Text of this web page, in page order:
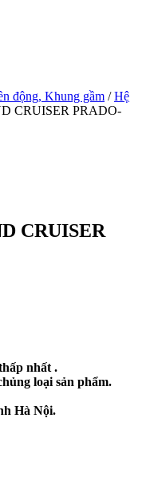
động, Khung gầm /Hệ
CRUISER PRADO-
CRUISER
nhất .
loại sản phẩm.
Hà Nội.